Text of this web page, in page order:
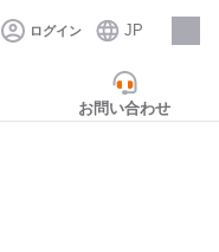
ログイン JP
採用情報
お問い合わせ